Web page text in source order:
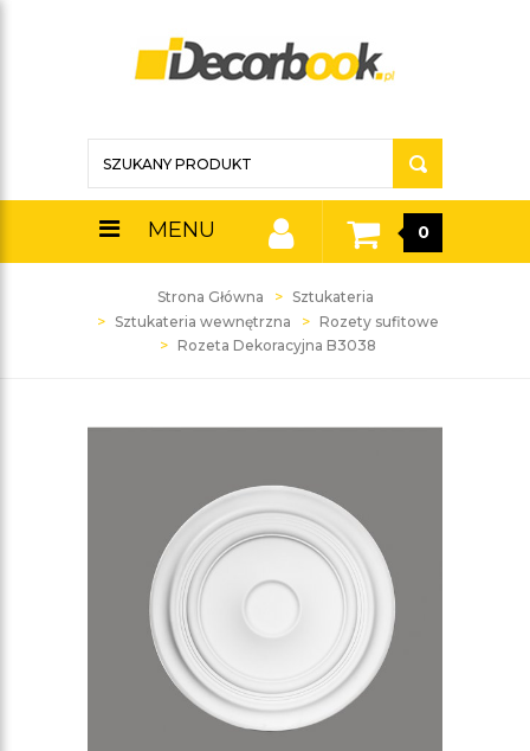
MENU 0
Strona Główna
Sztukateria
Sztukateria wewnętrzna
Rozety sufitowe
Rozeta Dekoracyjna B3038